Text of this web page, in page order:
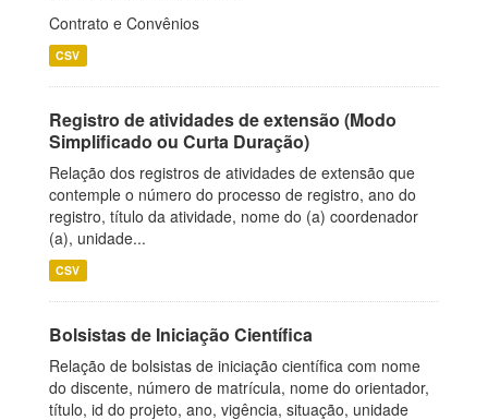
Contrato e Convênios
CSV
Registro de atividades de extensão (Modo
Simplificado ou Curta Duração)
Relação dos registros de atividades de extensão que
contemple o número do processo de registro, ano do
registro, título da atividade, nome do (a) coordenador
(a), unidade...
CSV
Bolsistas de Iniciação Científica
Relação de bolsistas de iniciação científica com nome
do discente, número de matrícula, nome do orientador,
título, id do projeto, ano, vigência, situação, unidade